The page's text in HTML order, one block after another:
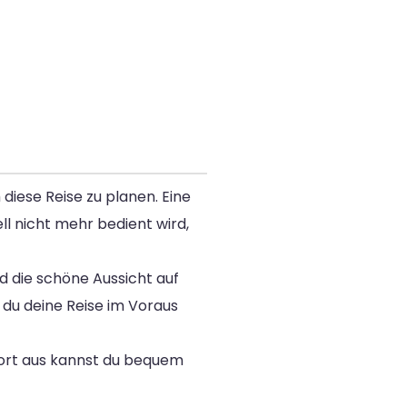
Reise zu planen. Eine
nicht mehr bedient wird,
die schöne Aussicht auf
deine Reise im Voraus
aus kannst du bequem